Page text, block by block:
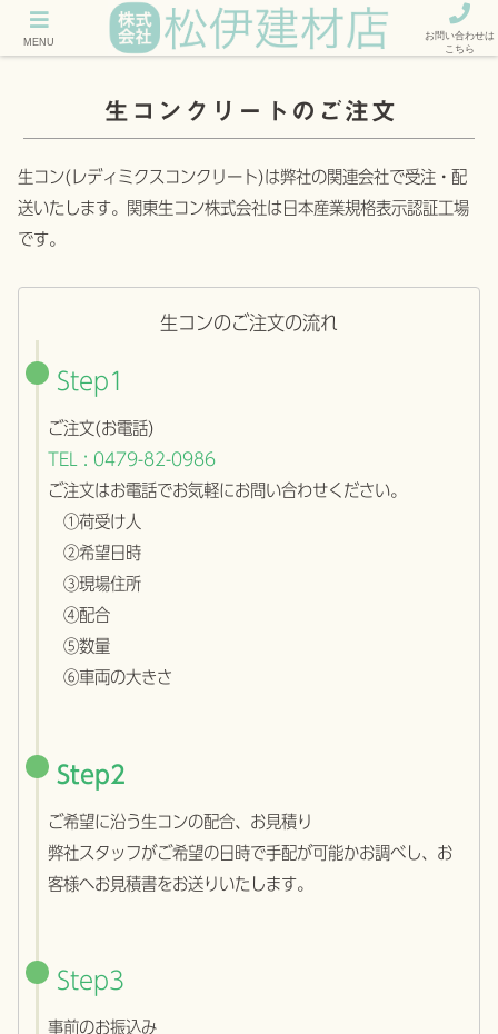
生コンクリートのご注文
生コン(レディミクスコンクリート)は弊社の関連会社で受注・配
送いたします。関東生コン株式会社は日本産業規格表示認証工場
です。
生コンのご注文の流れ
Step1
ご注文(お電話)
TEL : 0479-82-0986
ご注文はお電話でお気軽にお問い合わせください。
①荷受け人
②希望日時
③現場住所
④配合
⑤数量
⑥車両の大きさ
Step2
ご希望に沿う生コンの配合、お見積り
弊社スタッフがご希望の日時で手配が可能かお調べし、お
客様へお見積書をお送りいたします。
Step3
事前のお振込み
MENU
お問い合わせは
こちら